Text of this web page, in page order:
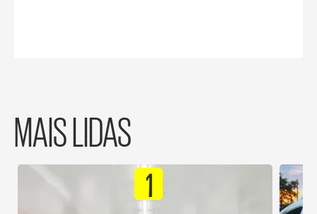
MAIS LIDAS
1